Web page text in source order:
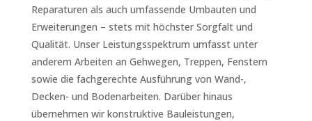
Reparaturen als auch umfassende Umbauten und
Erweiterungen – stets mit höchster Sorgfalt und
Qualität. Unser Leistungsspektrum umfasst unter
anderem Arbeiten an Gehwegen, Treppen, Fenstern
sowie die fachgerechte Ausführung von Wand-,
Decken- und Bodenarbeiten. Darüber hinaus
übernehmen wir konstruktive Bauleistungen,